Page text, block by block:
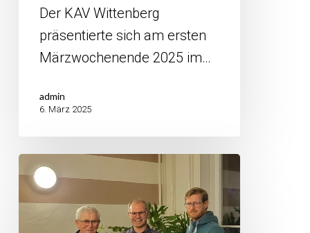
Der KAV Wittenberg
präsentierte sich am ersten
Märzwochenende 2025 im…
admin
6. März 2025
Ernennung
zum
Ehrenvorsitzenden